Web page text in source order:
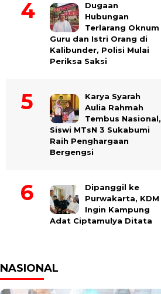
Dugaan
Hubungan
Terlarang Oknum
Guru dan Istri Orang di
Kalibunder, Polisi Mulai
Periksa Saksi
Karya Syarah
Aulia Rahmah
Tembus Nasional,
Siswi MTsN 3 Sukabumi
Raih Penghargaan
Bergengsi
Dipanggil ke
Purwakarta, KDM
Ingin Kampung
Adat Ciptamulya Ditata
NASIONAL